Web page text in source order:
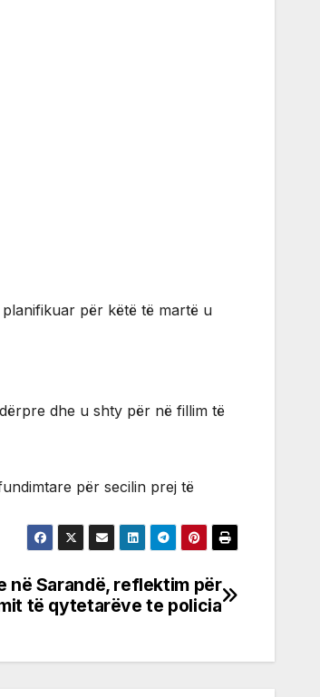
për këtë të martë u
dhe u shty për në fillim të
për secilin prej të
në Sarandë, reflektim për
të qytetarëve te policia